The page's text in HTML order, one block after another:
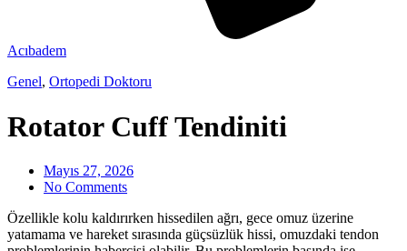
Acıbadem
Genel, Ortopedi Doktoru
Rotator Cuff Tendiniti
Mayıs 27, 2026
No Comments
Özellikle kolu kaldırırken hissedilen ağrı, gece omuz üzerine
yatamama ve hareket sırasında güçsüzlük hissi, omuzdaki tendon